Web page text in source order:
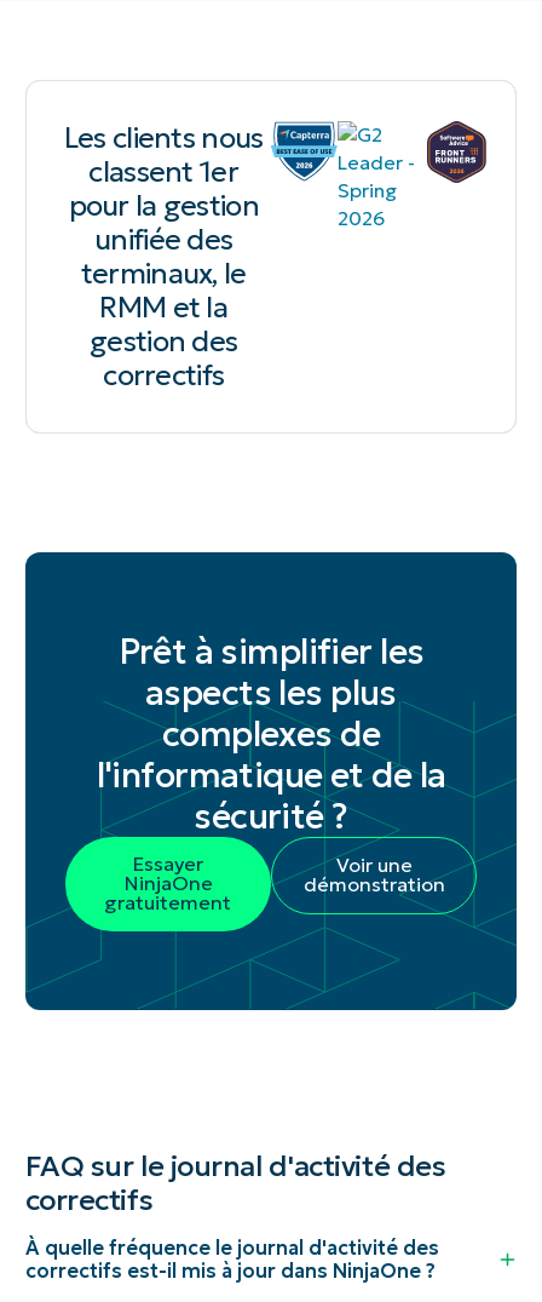
Les clients nous
classent 1er
pour la gestion
unifiée des
terminaux, le
RMM et la
gestion des
correctifs
Prêt à simplifier les
aspects les plus
complexes de
l'informatique et de la
sécurité ?
Essayer
NinjaOne
gratuitement
Voir une
démonstration
FAQ sur le journal d'activité des
correctifs
À quelle fréquence le journal d'activité des
correctifs est-il mis à jour dans NinjaOne ?